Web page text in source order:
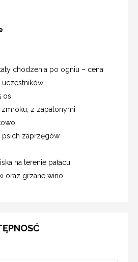
chodzenia po ogniu – cena
uczestników
z zapalonymi
psich zaprzęgów
na terenie pałacu
oraz grzane wino